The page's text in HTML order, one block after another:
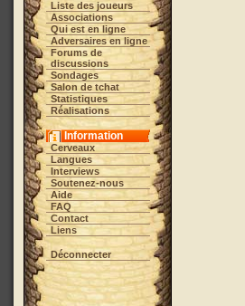
Liste des joueurs
Associations
Qui est en ligne
Adversaires en ligne
Forums de
discussions
Sondages
Salon de tchat
Statistiques
Réalisations
Information
Cerveaux
Langues
Interviews
Soutenez-nous
Aide
FAQ
Contact
Liens
Déconnecter